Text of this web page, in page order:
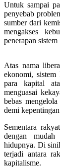
Untuk sampai
penyebab
sumber dari
mengakses
penerapan
Atas nama
ekonomi, sistem
para kapital
menguasai
bebas
demi
Sementara
dengan
hidupnya. Di
terjadi antara
kapitalisme.